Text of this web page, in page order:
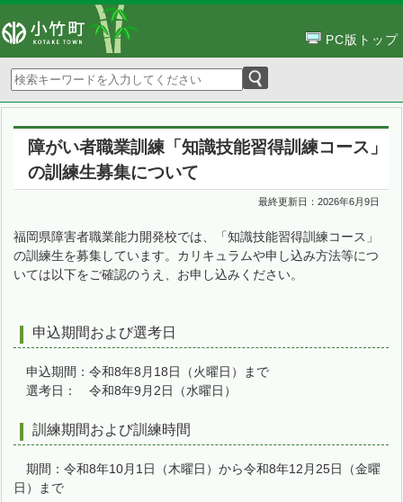
PC版トップ
障がい者職業訓練「知識技能習得訓練コース」
の訓練生募集について
最終更新日：2026年6月9日
福岡県障害者職業能力開発校では、「知識技能習得訓練コース」
の訓練生を募集しています。カリキュラムや申し込み方法等につ
いては以下をご確認のうえ、お申し込みください。
申込期間および選考日
申込期間：令和8年8月18日（火曜日）まで
選考日： 令和8年9月2日（水曜日）
訓練期間および訓練時間
期間：令和8年10月1日（木曜日）から令和8年12月25日（金曜
日）まで